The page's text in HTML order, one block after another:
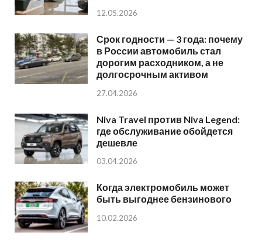
12.05.2026
Срок годности — 3 года: почему
в России автомобиль стал
дорогим расходником, а не
долгосрочным активом
27.04.2026
Niva Travel против Niva Legend:
где обслуживание обойдется
дешевле
03.04.2026
Когда электромобиль может
быть выгоднее бензинового
10.02.2026